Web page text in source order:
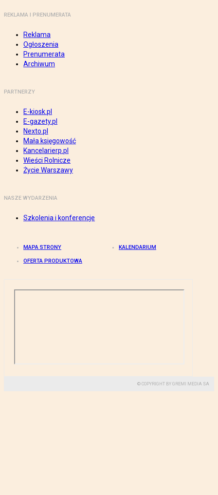
REKLAMA I PRENUMERATA
Reklama
Ogłoszenia
Prenumerata
Archiwum
PARTNERZY
E-kiosk.pl
E-gazety.pl
Nexto.pl
Mała księgowość
Kancelarierp.pl
Wieści Rolnicze
Życie Warszawy
NASZE WYDARZENIA
Szkolenia i konferencje
MAPA STRONY KALENDARIUM
OFERTA PRODUKTOWA
© COPYRIGHT BY GREMI MEDIA SA